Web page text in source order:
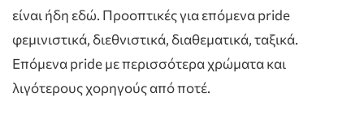
είναι ήδη εδώ. Προοπτικές για επόμενα pride
φεμινιστικά, διεθνιστικά, διαθεματικά, ταξικά.
Επόμενα pride με περισσότερα χρώματα και
λιγότερους χορηγούς από ποτέ.